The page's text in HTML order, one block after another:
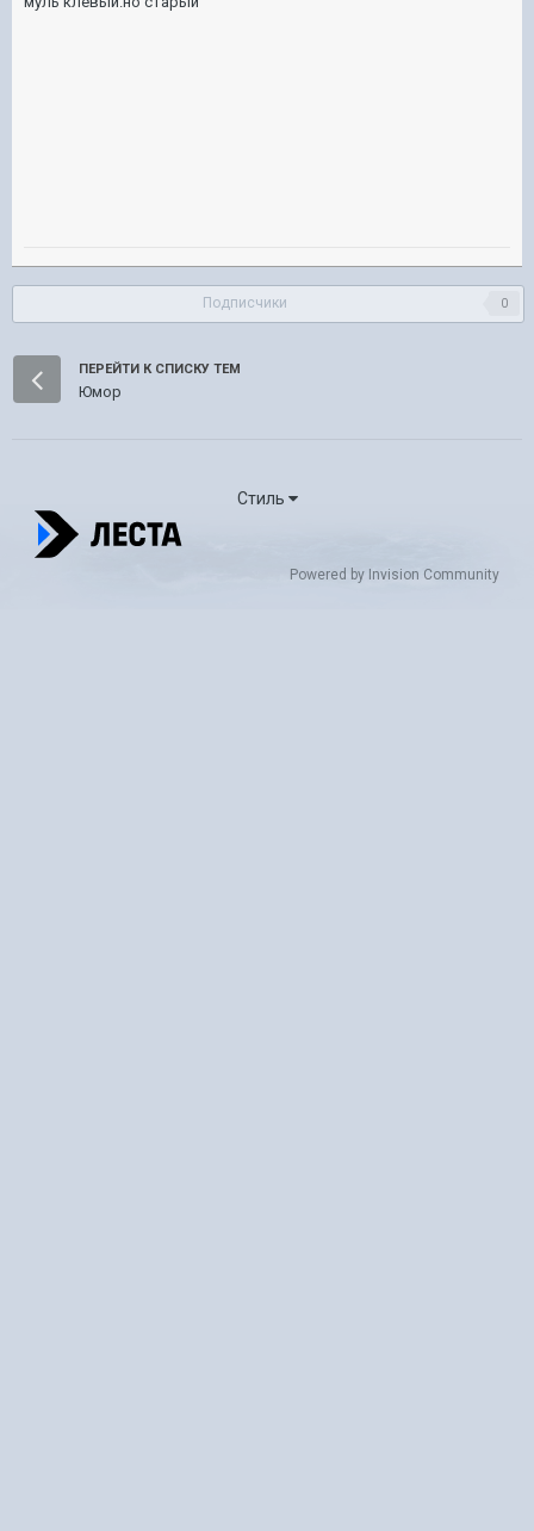
Подписчики 0
ПЕРЕЙТИ К СПИСКУ ТЕМ
Юмор
Стиль
Powered by Invision Community